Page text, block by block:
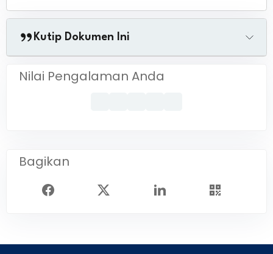
Kutip Dokumen Ini
Nilai Pengalaman Anda
Bagikan